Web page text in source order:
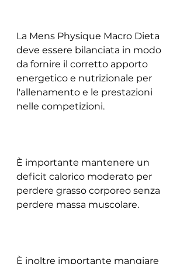
La Mens Physique Macro Dieta
deve essere bilanciata in modo
da fornire il corretto apporto
energetico e nutrizionale per
l'allenamento e le prestazioni
nelle competizioni.
È importante mantenere un
deficit calorico moderato per
perdere grasso corporeo senza
perdere massa muscolare.
È inoltre importante mangiare